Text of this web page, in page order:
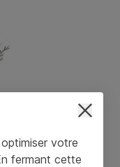
votre
fermant cette